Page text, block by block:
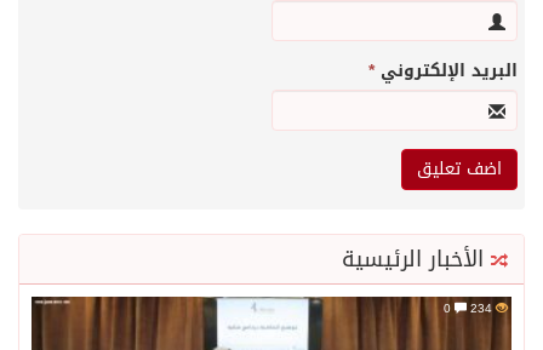
البريد الإلكتروني*
الأخبار الرئيسية
234